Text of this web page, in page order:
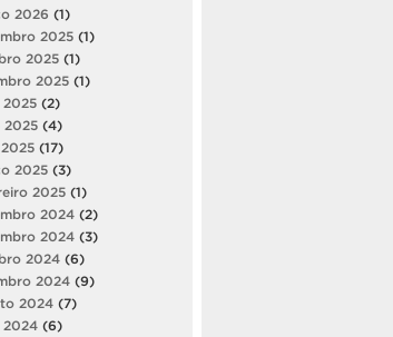
2026 (1)
2025 (1)
2025 (1)
2025 (1)
2025 (2)
2025 (4)
(17)
2025 (3)
2025 (1)
2024 (2)
2024 (3)
2024 (6)
2024 (9)
2024 (7)
2024 (6)